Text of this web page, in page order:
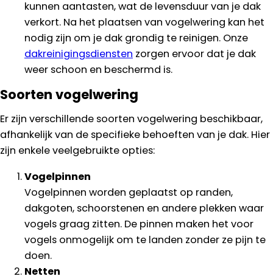
kunnen aantasten, wat de levensduur van je dak
verkort. Na het plaatsen van vogelwering kan het
nodig zijn om je dak grondig te reinigen. Onze
dakreinigingsdiensten zorgen ervoor dat je dak
weer schoon en beschermd is.
Soorten vogelwering
Er zijn verschillende soorten vogelwering beschikbaar,
afhankelijk van de specifieke behoeften van je dak. Hier
zijn enkele veelgebruikte opties:
Vogelpinnen
Vogelpinnen worden geplaatst op randen,
dakgoten, schoorstenen en andere plekken waar
vogels graag zitten. De pinnen maken het voor
vogels onmogelijk om te landen zonder ze pijn te
doen.
Netten